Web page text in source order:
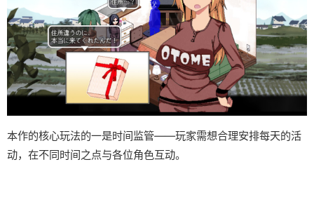
本作的核心玩法的一是时间监管——玩家需想合理安排每天的活
动，在不同时间之点与各位角色互动。